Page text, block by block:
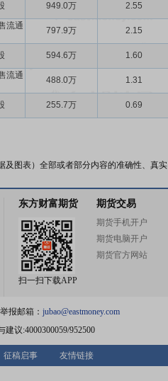
949.0万 2.55
流通
797.9万 2.15
594.6万 1.60
流通
488.0万 1.31
255.7万 0.69
及图表）全部或者部分内容的准确性、真实
东方财富期货
扫一扫下载APP
期货交易
期货手机开户
期货电脑开户
期货官方网站
报邮箱： jubao@eastmoney.com
建议:4000300059/952500
征稿启事 友情链接